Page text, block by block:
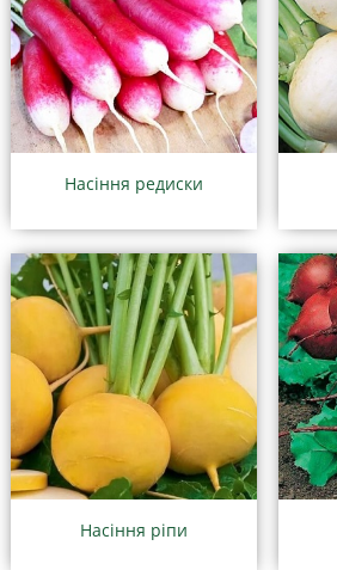
Насіння редиски
Насіння ріпи